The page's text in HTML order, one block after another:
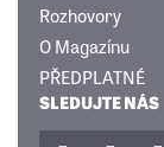
Rozhovory
O Magazínu
PŘEDPLATNÉ
SLEDUJTE NÁS